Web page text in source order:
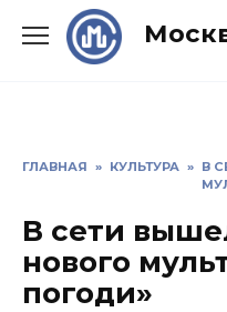
ГЛАВНАЯ » КУЛЬТУРА » В
В сети
нового
погоди»